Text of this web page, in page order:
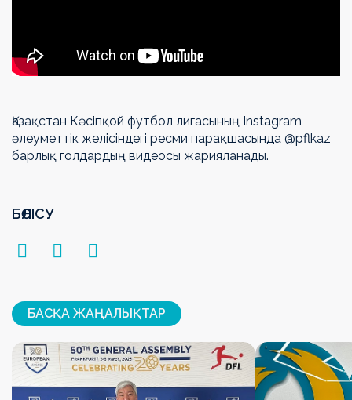
Қазақстан Кәсіпқой футбол лигасының Instagram
әлеуметтік желісіндегі ресми парақшасында @pflkaz
барлық голдардың видеосы жарияланады.
БӨЛІСУ
БАСҚА ЖАҢАЛЫҚТАР